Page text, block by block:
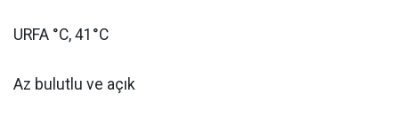
URFA °C, 41°C
Az bulutlu ve açık